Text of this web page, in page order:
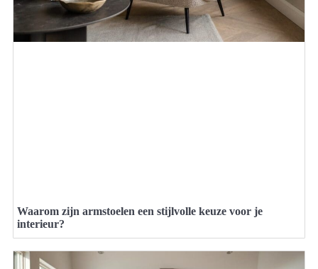
Waarom zijn armstoelen een stijlvolle keuze voor je
interieur?